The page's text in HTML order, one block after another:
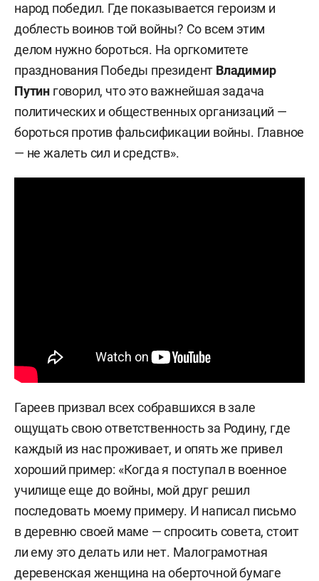
народ победил. Где показывается героизм и
доблесть воинов той войны? Со всем этим
делом нужно бороться. На оргкомитете
празднования Победы президент Владимир
Путин говорил, что это важнейшая задача
политических и общественных организаций —
бороться против фальсификации войны. Главное
— не жалеть сил и средств».
Гареев призвал всех собравшихся в зале
ощущать свою ответственность за Родину, где
каждый из нас проживает, и опять же привел
хороший пример: «Когда я поступал в военное
училище еще до войны, мой друг решил
последовать моему примеру. И написал письмо
в деревню своей маме — спросить совета, стоит
ли ему это делать или нет. Малограмотная
деревенская женщина на оберточной бумаге